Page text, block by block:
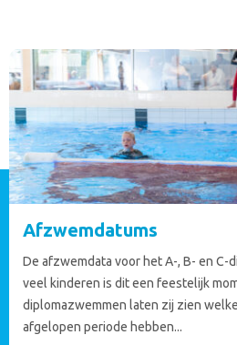
Afzwemdatums
De afzwemdata voor het A-, B- en C-
veel kinderen is dit een feestelijk
diplomazwemmen laten zij zien
afgelopen periode hebben...